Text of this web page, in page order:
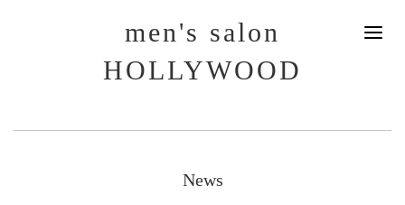
men's salon
HOLLYWOOD
News